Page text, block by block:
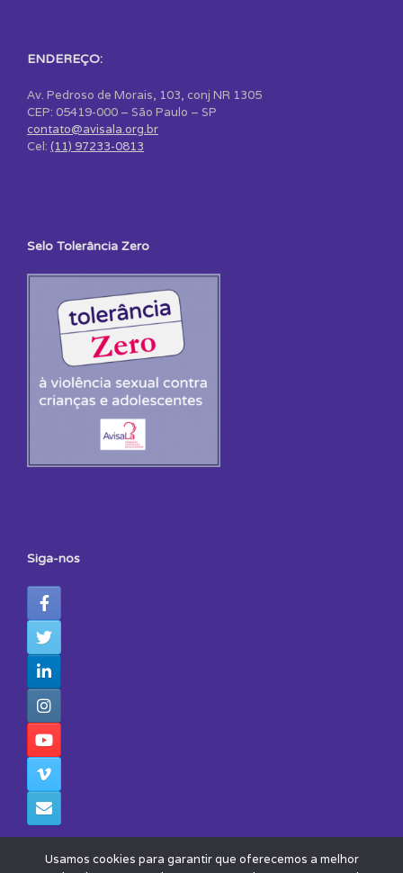
ENDEREÇO:
Av. Pedroso de Morais, 103, conj NR 1305
CEP: 05419-000 – São Paulo – SP
contato@avisala.org.br
Cel: (11) 97233-0813
Selo Tolerância Zero
Siga-nos
Usamos cookies para garantir que oferecemos a melhor